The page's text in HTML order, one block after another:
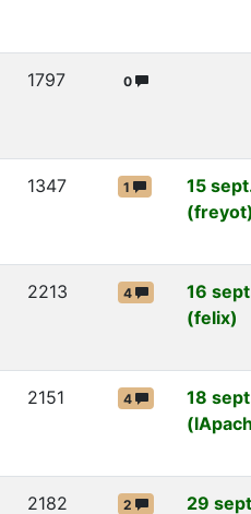
1797 0
1347 1
15
(freyot)
2213 4
16
(felix)
2151 4
18
2182 2
29